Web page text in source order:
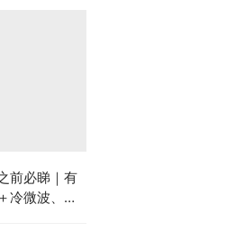
前必睇｜有
冷微波、雙